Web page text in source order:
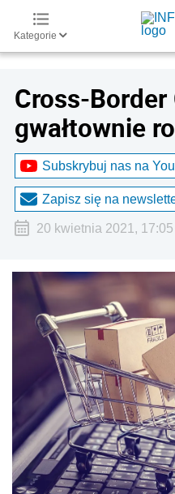
Kategorie
Cross-
gwałtownie
Subskrybuj nas na
Zapisz się na
20 kwietnia 2021, 17:05